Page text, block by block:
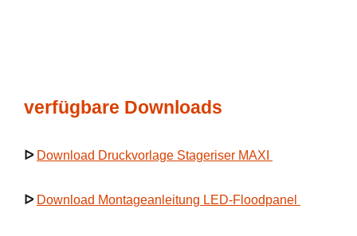
verfügbare Downloads
ᐅ Download Druckvorlage Stageriser MAXI
ᐅ Download Montageanleitung LED-Floodpanel